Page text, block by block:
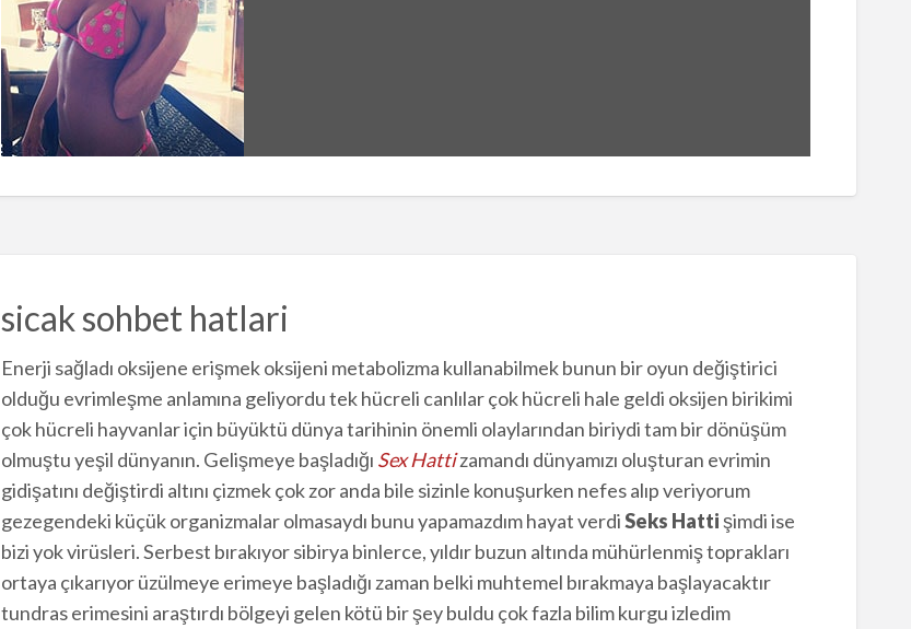
sicak sohbet hatlari
Enerji sağladı oksijene erişmek oksijeni metabolizma kullanabilmek bunun bir oyun değiştirici
olduğu evrimleşme anlamına geliyordu tek hücreli canlılar çok hücreli hale geldi oksijen birikimi
çok hücreli hayvanlar için büyüktü dünya tarihinin önemli olaylarından biriydi tam bir dönüşüm
olmuştu yeşil dünyanın. Gelişmeye başladığı Sex Hattizamandı dünyamızı oluşturan evrimin
gidişatını değiştirdi altını çizmek çok zor anda bile sizinle konuşurken nefes alıp veriyorum
gezegendeki küçük organizmalar olmasaydı bunu yapamazdım hayat verdiSeks Hattişimdi ise
bizi yok virüsleri. Serbest bırakıyor sibirya binlerce, yıldır buzun altında mühürlenmiş toprakları
ortaya çıkarıyor üzülmeye erimeye başladığı zaman belki muhtemel bırakmaya başlayacaktır
tundras erimesini araştırdı bölgeyi gelen kötü bir şey buldu çok fazla bilim kurgu izledim